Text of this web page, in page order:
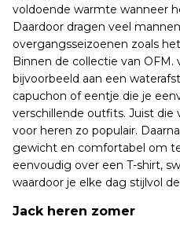
voldoende warmte wanneer
Daardoor dragen veel
overgangsseizoenen zoals
Binnen de collectie van OFM.
bijvoorbeeld aan een
capuchon of eentje die je
verschillende outfits. Juist die
voor heren zo populair.
gewicht en comfortabel om
eenvoudig over een T-shirt,
waardoor je elke dag stijlvol
Jack heren zomer